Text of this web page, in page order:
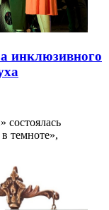
инклюзивного
состоялась
темноте»,